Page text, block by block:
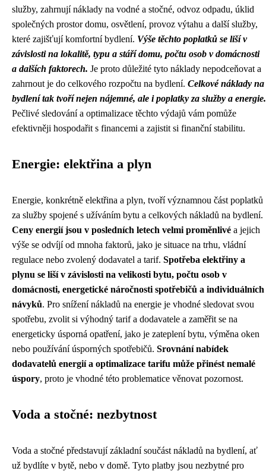
služby, zahrnují náklady na vodné a stočné, odvoz odpadu, úklid
společných prostor domu, osvětlení, provoz výtahu a další služby,
které zajišťují komfortní bydlení. Výše těchto poplatků se liší v
závislosti na lokalitě, typu a stáří domu, počtu osob v domácnosti
a dalších faktorech. Je proto důležité tyto náklady nepodceňovat a
zahrnout je do celkového rozpočtu na bydlení. Celkové náklady na
bydlení tak tvoří nejen nájemné, ale i poplatky za služby a energie.
Pečlivé sledování a optimalizace těchto výdajů vám pomůže
efektivněji hospodařit s financemi a zajistit si finanční stabilitu.
Energie: elektřina a plyn
Energie, konkrétně elektřina a plyn, tvoří významnou část poplatků
za služby spojené s užíváním bytu a celkových nákladů na bydlení.
Ceny energií jsou v posledních letech velmi proměnlivé a jejich
výše se odvíjí od mnoha faktorů, jako je situace na trhu, vládní
regulace nebo zvolený dodavatel a tarif. Spotřeba elektřiny a
plynu se liší v závislosti na velikosti bytu, počtu osob v
domácnosti, energetické náročnosti spotřebičů a individuálních
návyků. Pro snížení nákladů na energie je vhodné sledovat svou
spotřebu, zvolit si výhodný tarif a dodavatele a zaměřit se na
energeticky úsporná opatření, jako je zateplení bytu, výměna oken
nebo používání úsporných spotřebičů. Srovnání nabídek
dodavatelů energií a optimalizace tarifu může přinést nemalé
úspory, proto je vhodné této problematice věnovat pozornost.
Voda a stočné: nezbytnost
Voda a stočné představují základní součást nákladů na bydlení, ať
už bydlíte v bytě, nebo v domě. Tyto platby jsou nezbytné pro